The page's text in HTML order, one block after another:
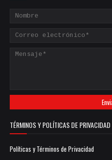
TÉRMINOS Y POLÍTICAS DE PRIVACIDAD
Políticas y Términos de Privacidad